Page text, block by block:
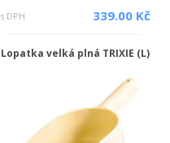
s DPH 339.00 Kč
Lopatka velká plná TRIXIE (L)